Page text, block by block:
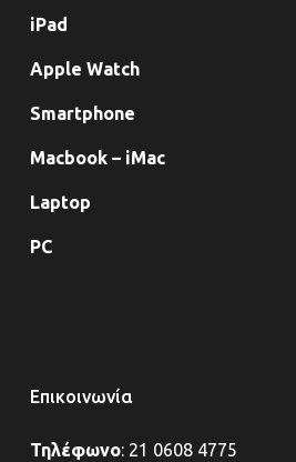
iPad
Apple Watch
Smartphone
Macbook – iMac
Laptop
PC
Επικοινωνία
Τηλέφωνο: 21 0608 4775